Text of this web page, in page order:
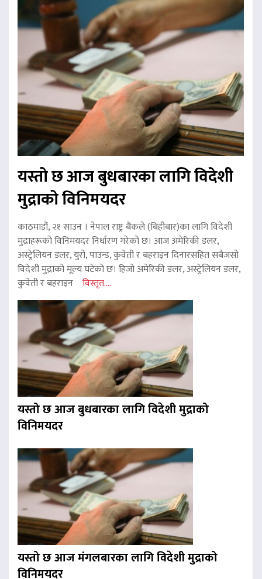
यस्तो छ आज बुधबारका लागि विदेशी
मुद्राको विनिमयदर
काठमाडौं, २१ साउन । नेपाल राष्ट्र बैंकले (बिहीबार)का लागि विदेशी
मुद्राहरूको विनिमयदर निर्धारण गरेको छ। आज अमेरिकी डलर,
अस्ट्रेलियन डलर, युरो, पाउन्ड, कुवेती र बहराइन दिनारसहित सबैजसो
विदेशी मुद्राको मूल्य घटेको छ। हिजो अमेरिकी डलर, अस्ट्रेलियन डलर,
कुवेती र बहराइन विस्तृत....
यस्तो छ आज बुधबारका लागि विदेशी मुद्राको
विनिमयदर
यस्तो छ आज मंगलबारका लागि विदेशी मुद्राको
विनिमयदर